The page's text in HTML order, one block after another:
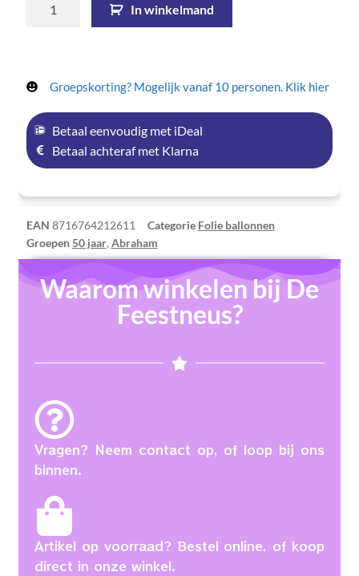
In winkelmand
Groepskorting? Mogelijk vanaf 10 personen. Klik hier
Betaal eenvoudig met iDeal
Betaal achteraf met Klarna
EAN 8716764212611 Categorie Folie ballonnen
Groepen 50 jaar, Abraham
Waarom winkelen bij De
Feestneus?
Vragen? Neem contact op, of loop bij ons
binnen.
Artikel op voorraad? Bestel online, of koop
direct in onze winkel.